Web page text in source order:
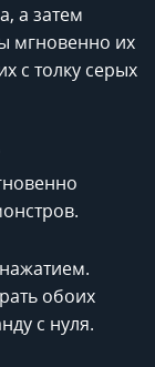
а затем
мгновенно их
с толку серых
обоих
с нуля.